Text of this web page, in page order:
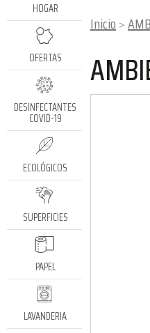
HOGAR
OFERTAS
DESINFECTANTES
COVID-19
ECOLÓGICOS
SUPERFICIES
PAPEL
LAVANDERIA
Inicio